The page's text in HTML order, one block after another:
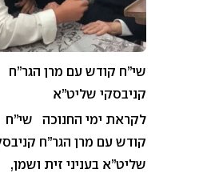
שי”ח קודש עם מרן הגר”ח
קניבסקי שליט”א
לקראת ימי החנוכה שי”ח
קודש עם מרן הגר”ח
שליט”א בעניני זית ושמן,